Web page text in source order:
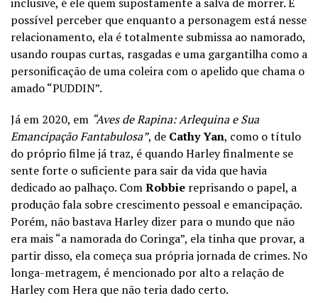
possível perceber que enquanto a personagem está nesse
relacionamento, ela é totalmente submissa ao namorado,
usando roupas curtas, rasgadas e uma gargantilha como a
personificação de uma coleira com o apelido que chama o
amado “PUDDIN”.
Já em 2020, em “Aves de Rapina: Arlequina e Sua
Emancipação Fantabulosa”, de Cathy Yan, como o título
do próprio filme já traz, é quando Harley finalmente se
sente forte o suficiente para sair da vida que havia
dedicado ao palhaço. ComRobbie reprisando o papel, a
produção fala sobre crescimento pessoal e emancipação.
Porém, não bastava Harley dizer para o mundo que não
era mais “a namorada do Coringa”, ela tinha que provar, a
partir disso, ela começa sua própria jornada de crimes. No
longa-metragem, é mencionado por alto a relação de
Harley com Hera que não teria dado certo.